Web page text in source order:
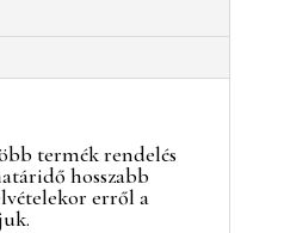
termék rendelés
hosszabb
erről a